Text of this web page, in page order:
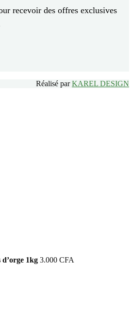
recevoir des offres exclusives
Réalisé parKAREL DESIGN
d’orge 1kg 3.000 CFA